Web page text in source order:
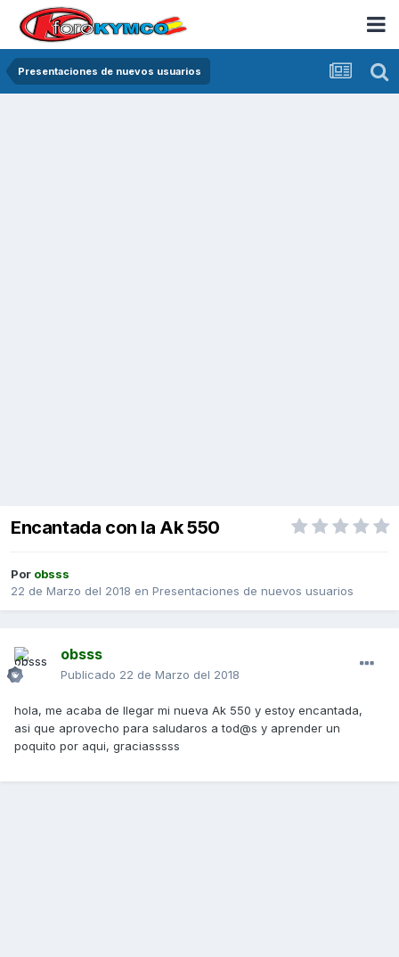
Presentaciones de nuevos usuarios
Encantada con la Ak 550
Por obsss
22 de Marzo del 2018 en Presentaciones de nuevos usuarios
obsss
Publicado 22 de Marzo del 2018
hola, me acaba de llegar mi nueva Ak 550 y estoy encantada,
asi que aprovecho para saludaros a tod@s y aprender un
poquito por aqui, graciasssss